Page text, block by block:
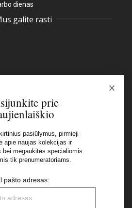
dienas
galite rasti
su Privatumo Politikos
×
prie
pasiūlymus, pirmieji
apie naujas kolekcijas ir
bei mėgaukitės specialiomis
tik prenumeratoriams.
pašto adresas: